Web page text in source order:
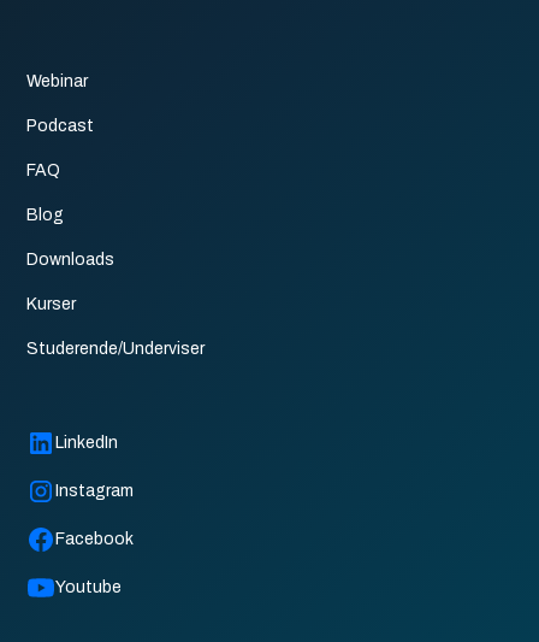
Webinar
Podcast
FAQ
Blog
Downloads
Kurser
Studerende/Underviser
LinkedIn
Instagram
Facebook
Youtube